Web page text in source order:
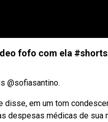
fofo com ela #shorts
@sofiasantino.
em um tom
despesas médicas de sua